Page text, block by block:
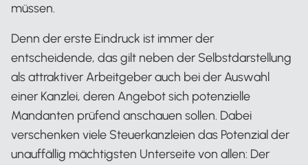
müssen.
Denn der erste Eindruck ist immer der
entscheidende, das gilt neben der Selbstdarstellung
als attraktiver Arbeitgeber auch bei der Auswahl
einer Kanzlei, deren Angebot sich potenzielle
Mandanten prüfend anschauen sollen. Dabei
verschenken viele Steuerkanzleien das Potenzial der
unauffällig mächtigsten Unterseite von allen: Der